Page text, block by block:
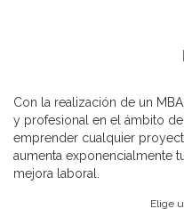
Con la realización de un
y profesional en el ámbito
emprender cualquier
aumenta exponencialmente
mejora laboral.
Elige